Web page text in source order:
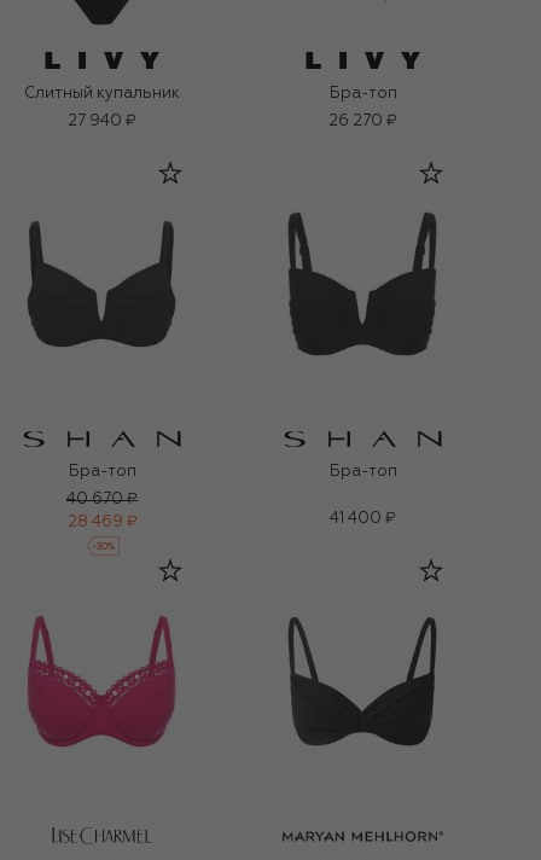
Слитный купальник
27 940 ₽
Бра-топ
26 270 ₽
Бра-топ
40 670 ₽
28 469 ₽
-30%
Бра-топ
41 400 ₽